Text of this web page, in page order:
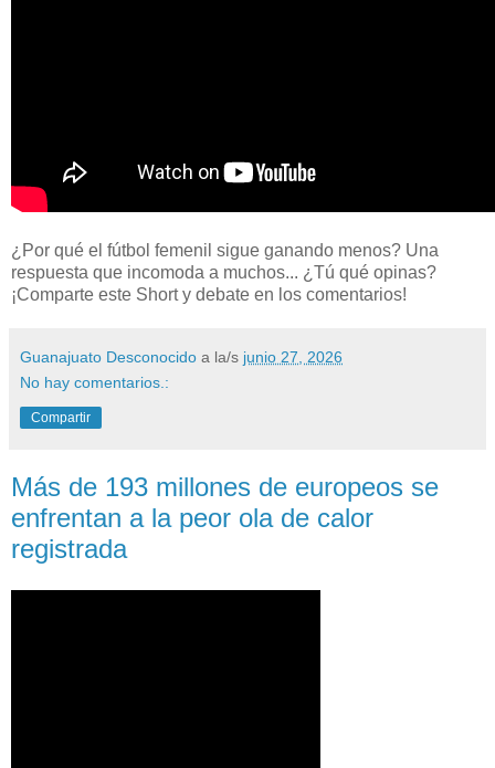
¿Por qué el fútbol femenil sigue ganando menos? Una
respuesta que incomoda a muchos... ¿Tú qué opinas?
¡Comparte este Short y debate en los comentarios!
Guanajuato Desconocido a la/s junio 27, 2026
No hay comentarios.:
Compartir
Más de 193 millones de europeos se
enfrentan a la peor ola de calor
registrada